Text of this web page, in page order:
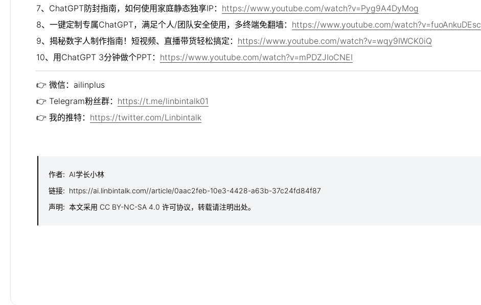
7、ChatGPT防封指南，如何使用家庭静态独享IP： https://www.youtube.com/watch?v=Pyg9A4DyMog
8、一键定制专属ChatGPT，满足个人/团队安全使用，多终端免翻墙： https://www.youtube.com/watch?v=fuoAnkuDEsc
9、揭秘数字人制作指南！短视频、直播带货轻松搞定： https://www.youtube.com/watch?v=wqy9IWCK0iQ
10、用ChatGPT 3分钟做个PPT： https://www.youtube.com/watch?v=mPDZJIoCNEI
👉 微信：ailinplus
👉 Telegram粉丝群： https://t.me/linbintalk01
👉 我的推特： https://twitter.com/Linbintalk
作者: AI学长小林
链接: https://ai.linbintalk.com//article/0aac2feb-10e3-4428-a63b-37c24fd84f87
声明: 本文采用 CC BY-NC-SA 4.0 许可协议，转载请注明出处。